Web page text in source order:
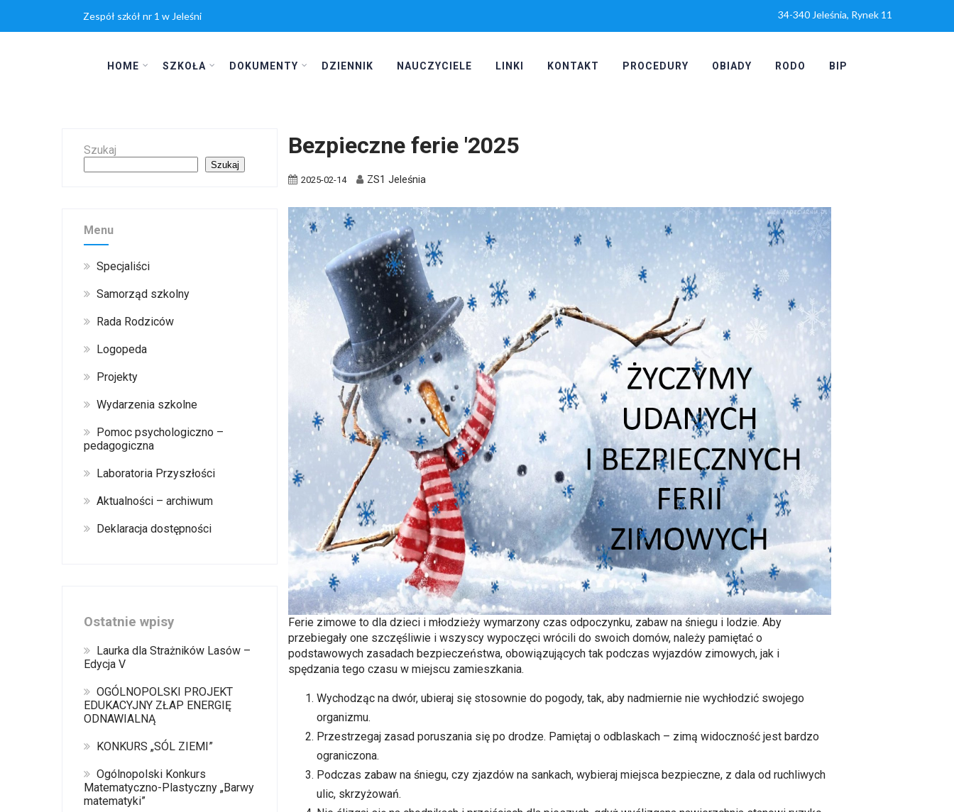
Zespół szkół nr 1 w Jeleśni 34-340 Jeleśnia, Rynek 11
HOME SZKOŁA DOKUMENTY DZIENNIK NAUCZYCIELE LINKI KONTAKT PROCEDURY OBIADY RODO BIP
Szukaj
Szukaj
Menu
Specjaliści
Samorząd szkolny
Rada Rodziców
Logopeda
Projekty
Wydarzenia szkolne
Pomoc psychologiczno –
pedagogiczna
Laboratoria Przyszłości
Aktualności – archiwum
Deklaracja dostępności
Ostatnie wpisy
Laurka dla Strażników Lasów –
Edycja V
OGÓLNOPOLSKI PROJEKT
EDUKACYJNY ZŁAP ENERGIĘ
ODNAWIALNĄ
KONKURS „SÓL ZIEMI”
Ogólnopolski Konkurs
Matematyczno-Plastyczny „Barwy
matematyki”
Bezpieczne ferie '2025
2025-02-14 ZS1 Jeleśnia
Ferie zimowe to dla dzieci i młodzieży wymarzony czas odpoczynku, zabaw na śniegu i lodzie. Aby
przebiegały one szczęśliwie i wszyscy wypoczęci wrócili do swoich domów, należy pamiętać o
podstawowych zasadach bezpieczeństwa, obowiązujących tak podczas wyjazdów zimowych, jak i
spędzania tego czasu w miejscu zamieszkania.
Wychodząc na dwór, ubieraj się stosownie do pogody, tak, aby nadmiernie nie wychłodzić swojego
organizmu.
Przestrzegaj zasad poruszania się po drodze. Pamiętaj o odblaskach – zimą widoczność jest bardzo
ograniczona.
Podczas zabaw na śniegu, czy zjazdów na sankach, wybieraj miejsca bezpieczne, z dala od ruchliwych
ulic, skrzyżowań.